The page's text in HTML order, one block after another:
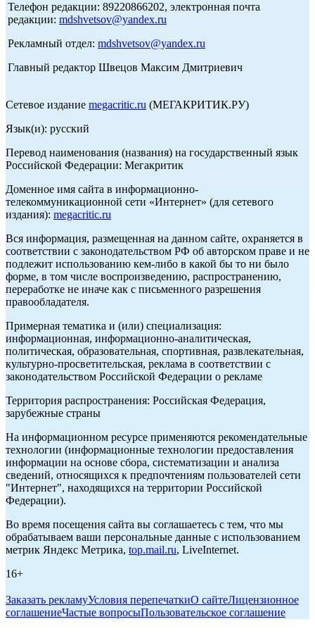
Телефон редакции: 89220866202, электронная почта
редакции: mdshvetsov@yandex.ru
Рекламный отдел: mdshvetsov@yandex.ru
Главный редактор Швецов Максим Дмитриевич
Сетевое издание megacritic.ru (МЕГАКРИТИК.РУ)
Язык(и): русский
Перевод наименования (названия) на государственный язык
Российской Федерации: Мегакритик
Доменное имя сайта в информационно-
телекоммуникационной сети «Интернет» (для сетевого
издания): megacritic.ru
Вся информация, размещенная на данном сайте, охраняется в
соответствии с законодательством РФ об авторском праве и не
подлежит использованию кем-либо в какой бы то ни было
форме, в том числе воспроизведению, распространению,
переработке не иначе как с письменного разрешения
правообладателя.
Примерная тематика и (или) специализация:
информационная, информационно-аналитическая,
политическая, образовательная, спортивная, развлекательная,
культурно-просветительская, реклама в соответствии с
законодательством Российской Федерации о рекламе
Территория распространения: Российская Федерация,
зарубежные страны
На информационном ресурсе применяются рекомендательные
технологии (информационные технологии предоставления
информации на основе сбора, систематизации и анализа
сведений, относящихся к предпочтениям пользователей сети
"Интернет", находящихся на территории Российской
Федерации).
Во время посещения сайта вы соглашаетесь с тем, что мы
обрабатываем ваши персональные данные с использованием
метрик Яндекс Метрика, top.mail.ru, LiveInternet.
16+
Заказать рекламуУсловия перепечаткиО сайтеЛицензионное
соглашениеЧастые вопросыПользовательское соглашение